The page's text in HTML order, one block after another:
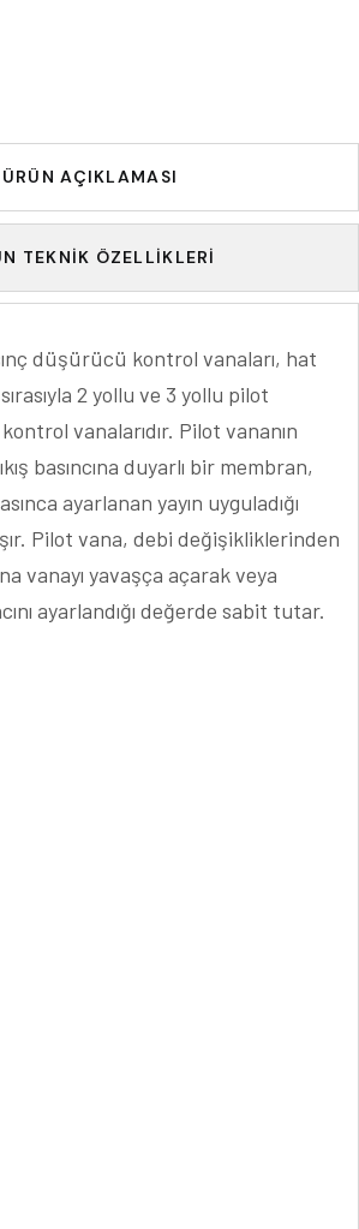
ÜRÜN AÇIKLAMASI
TEKNIK ÖZELLIKLERI
düşürücü kontrol vanaları, hat
sırasıyla 2 yollu ve 3 yollu pilot
vanalarıdır. Pilot vananın
basıncına duyarlı bir membran,
ayarlanan yayın uyguladığı
Pilot vana, debi değişikliklerinden
vanayı yavaşça açarak veya
ayarlandığı değerde sabit tutar.